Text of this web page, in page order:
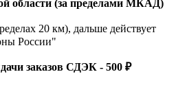
области (за пределами МКАД)
20 км), дальше действует
России"
заказов СДЭК - 500 ₽